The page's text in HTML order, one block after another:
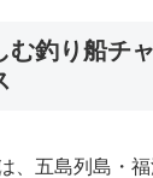
む釣り船チ
、五島列島・